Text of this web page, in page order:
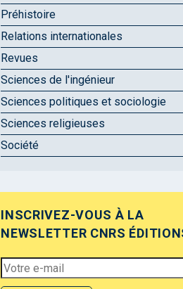
Préhistoire
Relations internationales
Revues
Sciences de l'ingénieur
Sciences politiques et sociologie
Sciences religieuses
Société
INSCRIVEZ-VOUS À LA
NEWSLETTER CNRS